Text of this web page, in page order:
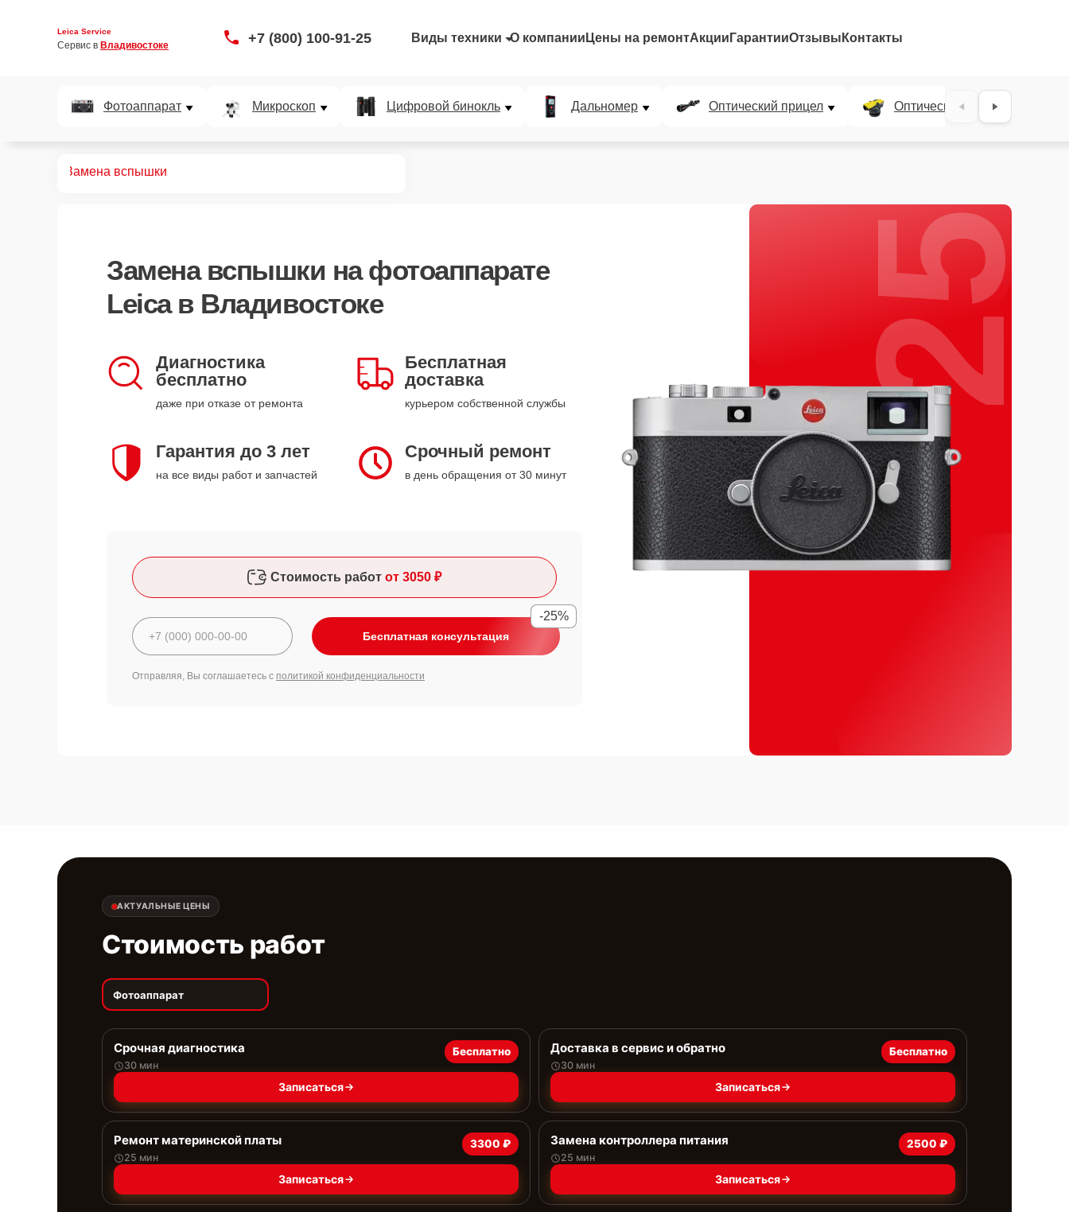
Leica Service
Сервис в Владивостоке +7 (800) 100-91-25 Виды техники О компании Цены на ремонтАкции ГарантииОтзывы Контакты
Фотоаппарат Микроскоп Цифровой бинокль Дальномер Оптический прицел Оптический нивелир
Замена вспышки
Замена вспышки на фотоаппарате
Leica в Владивостоке
Диагностика
бесплатно
даже при отказе от ремонта
Бесплатная
доставка
курьером собственной службы
Гарантия до 3 лет
на все виды работ и запчастей
Срочный ремонт
в день обращения от 30 минут
Стоимость работ от 3050 ₽
Бесплатная консультация
-25%
Отправляя, Вы соглашаетесь с политикой конфиденциальности
25%
АКТУАЛЬНЫЕ ЦЕНЫ
Стоимость работ
Фотоаппарат
Срочная диагностика
30 мин
Бесплатно
Записаться
Доставка в сервис и обратно
30 мин
Бесплатно
Записаться
Ремонт материнской платы
25 мин
3300 ₽
Записаться
Замена контроллера питания
25 мин
2500 ₽
Записаться